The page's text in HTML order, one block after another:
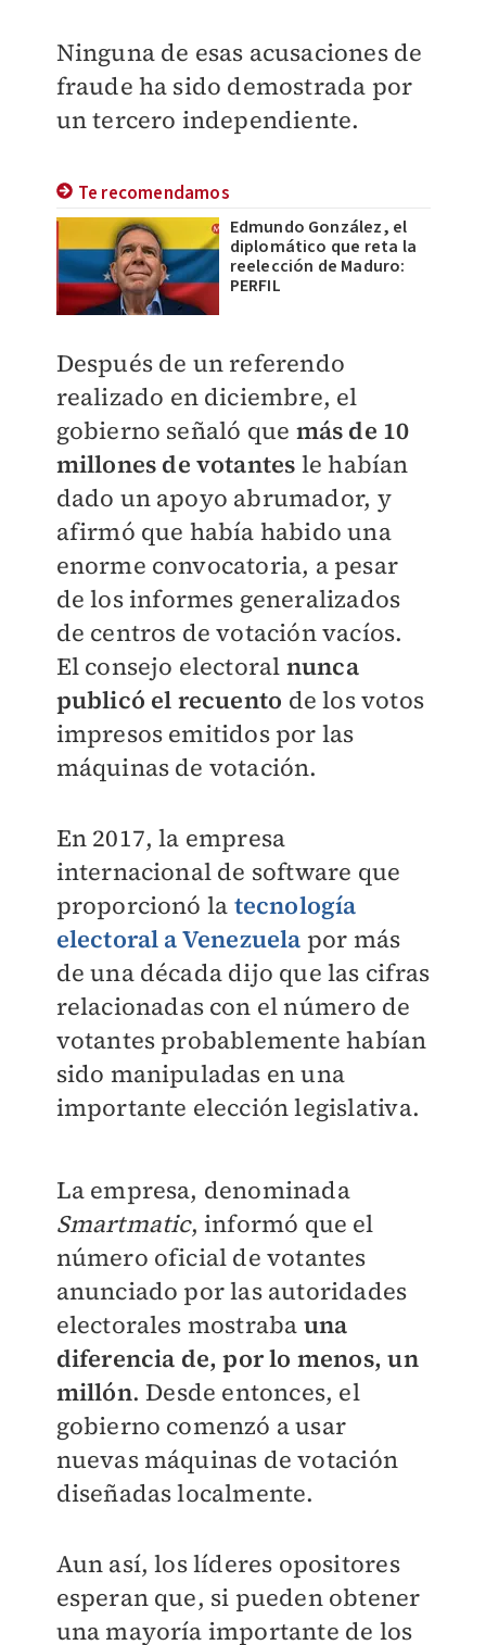
Ninguna de esas acusaciones de
fraude ha sido demostrada por
un tercero independiente.
Te recomendamos
Edmundo González, el
diplomático que reta la
reelección de Maduro:
PERFIL
Después de un referendo
realizado en diciembre, el
gobierno señaló que más de 10
millones de votantes le habían
dado un apoyo abrumador, y
afirmó que había habido una
enorme convocatoria, a pesar
de los informes generalizados
de centros de votación vacíos.
El consejo electoral nunca
publicó el recuento de los votos
impresos emitidos por las
máquinas de votación.
En 2017, la empresa
internacional de software que
proporcionó la tecnología
electoral a Venezuela por más
de una década dijo que las cifras
relacionadas con el número de
votantes probablemente habían
sido manipuladas en una
importante elección legislativa.
La empresa, denominada
Smartmatic, informó que el
número oficial de votantes
anunciado por las autoridades
electorales mostraba una
diferencia de, por lo menos, un
millón. Desde entonces, el
gobierno comenzó a usar
nuevas máquinas de votación
diseñadas localmente.
Aun así, los líderes opositores
esperan que, si pueden obtener
una mayoría importante de los